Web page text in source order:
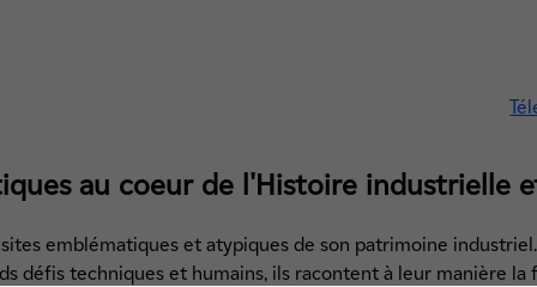
au coeur de l'Histoire industrielle
emblématiques et atypiques de son patrimoine
défis techniques et humains, ils racontent à leur manière la